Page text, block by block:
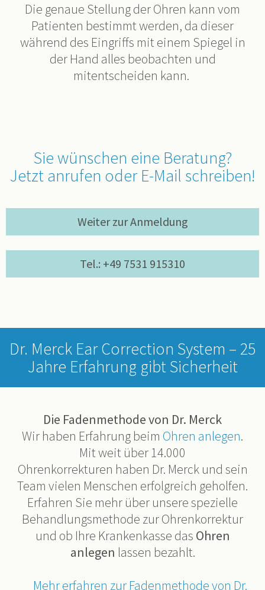
Die genaue Stellung der Ohren kann vom
Patienten bestimmt werden, da dieser
während des Eingriffs mit einem Spiegel in
der Hand alles beobachten und
mitentscheiden kann.
Sie wünschen eine Beratung?
Jetzt anrufen oder E-Mail schreiben!
Weiter zur Anmeldung
Tel.: +49 7531 915310
Dr. Merck Ear Correction System – 25
Jahre Erfahrung gibt Sicherheit
Die Fadenmethode von Dr. Merck
Wir haben Erfahrung beim Ohren anlegen.
Mit weit über 14.000
Ohrenkorrekturen haben Dr. Merck und sein
Team vielen Menschen erfolgreich geholfen.
Erfahren Sie mehr über unsere spezielle
Behandlungsmethode zur Ohrenkorrektur
und ob Ihre Krankenkasse das Ohren
anlegen lassen bezahlt.
Mehr erfahren zur Fadenmethode von Dr.